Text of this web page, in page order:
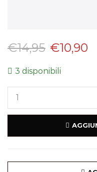
€14,95 €10,90
3 disponibili